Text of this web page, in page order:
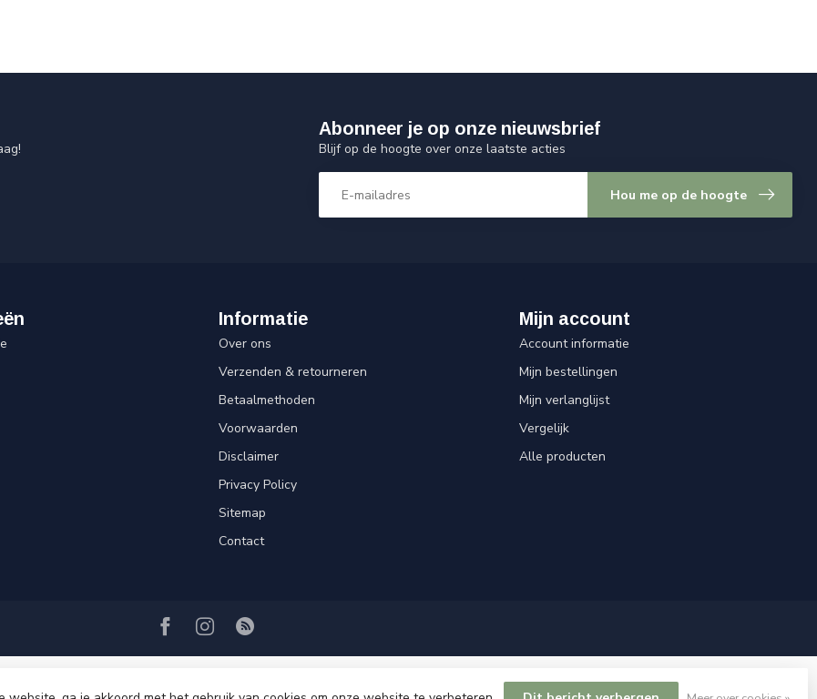
Abonneer je op onze nieuwsbrief
Blijf op de hoogte over onze laatste acties
Hou me op de hoogte
Informatie
Over ons
Verzenden & retourneren
Betaalmethoden
Voorwaarden
Disclaimer
Privacy Policy
Sitemap
Contact
Mijn account
Account informatie
Mijn bestellingen
Mijn verlanglijst
Vergelijk
Alle producten